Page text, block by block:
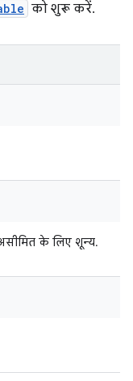
को शुरू करें.
के लिए शून्य.